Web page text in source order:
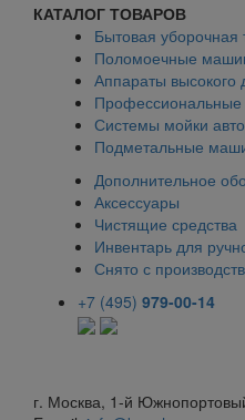
КАТАЛОГ ТОВАРОВ
Бытовая уборочная
Поломоечные
Аппараты высокого
Системы мойки
Подметальные
Дополнительное
Аксессуары
Чистящие средства
Инвентарь для
Снято с
+7 (495) 979-00-14
г. Москва, 1-й